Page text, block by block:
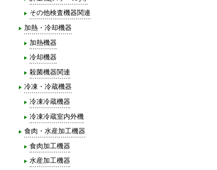
その他検査機器関連
加熱・冷却機器
加熱機器
冷却機器
殺菌機器関連
冷凍・冷蔵機器
冷凍冷蔵機器
冷凍冷蔵室内外機
食肉・水産加工機器
食肉加工機器
水産加工機器